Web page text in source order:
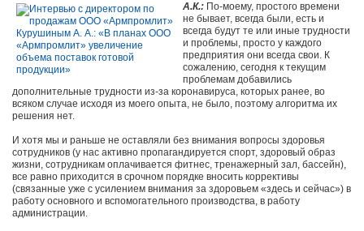
А.К.: По-моему, простого времени
не бывает, всегда были, есть и
всегда будут те или иные трудности
и проблемы, просто у каждого
предприятия они всегда свои. К
сожалению, сегодня к текущим
проблемам добавились
дополнительные трудности из-за коронавируса, которых ранее, во
всяком случае исходя из моего опыта, не было, поэтому алгоритма их
решения нет.
И хотя мы и раньше не оставляли без внимания вопросы здоровья
сотрудников (у нас активно пропагандируется спорт, здоровый образ
жизни, сотрудникам оплачивается фитнес, тренажерный зал, бассейн),
все равно приходится в срочном порядке вносить коррективы
(связанные уже с усилением внимания за здоровьем «здесь и сейчас») в
работу основного и вспомогательного производства, в работу
администрации.